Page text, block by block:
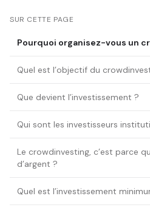
SUR CETTE PAGE
Pourquoi organisez-vous un
Quel est l’objectif du
Que devient l’investissement ?
Qui sont les investisseurs
Le crowdinvesting, c’est parce
d’argent ?
Quel est l’investissement